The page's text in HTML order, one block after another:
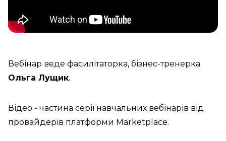
Вебінар веде фасилітаторка, бізнес-тренерка
Ольга Лущик.
Відео - частина серії навчальних вебінарів від
провайдерів платформи Marketplace.